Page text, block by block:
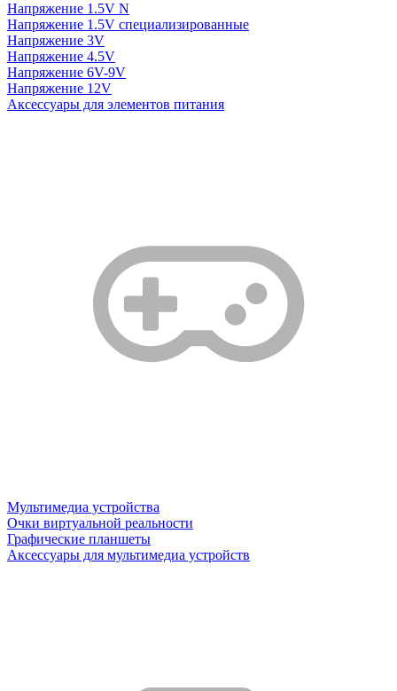
Напряжение 1.5V N
Напряжение 1.5V специализированные
Напряжение 3V
Напряжение 4.5V
Напряжение 6V-9V
Напряжение 12V
Аксессуары для элементов питания
Мультимедиа устройства
Очки виртуальной реальности
Графические планшеты
Аксессуары для мультимедиа устройств